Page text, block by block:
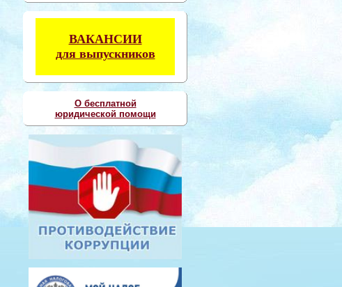
ВАКАНСИИ
для выпускников
О бесплатной
юридической помощи